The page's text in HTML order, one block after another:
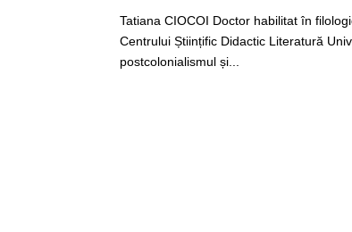
Tatiana CIOCOI Doctor habilitat în
Centrului Științific Didactic Literatură
postcolonialismul și...